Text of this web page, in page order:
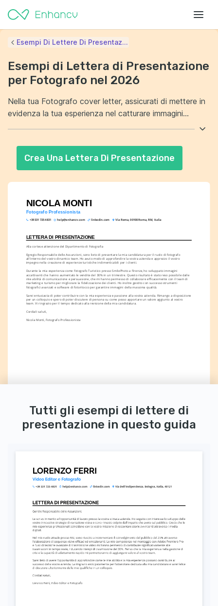
NICOLA MONTI
Fotografo Professionista
+39 331 725 4831 help@enhancv.com linkedin.com Via Roma, 00100 Roma, RM, Italia
LETTERA DI PRESENTAZIONE
Alla cortese attenzione del Dipartimento di Fotografia
Egregio Responsabile delle Assunzioni, sono lieto di presentare la mia candidatura per il ruolo di fotografo
all'interno del vostro dinamico team. Ho avuto modo di approfondire la vostra azienda e apprezzo il vostro
impegno nella creazione di esperienze turistiche indimenticabili per i clienti.
Durante la mia esperienza come Fotografo Turistico presso SmilePhoto a Firenze, ho sviluppato immagini
accattivanti che hanno aumentato le vendite del 30% in un trimestre. Questo risultato è stato reso possibile dalle
mie abilità di comunicazione e persuasione, che mi hanno permesso di collaborare efficacemente con il team di
marketing e turismo per migliorare la fidelizzazione dei clienti. Ho inoltre gestito con successo strumenti
fotografici avanzati e software di fotoritocco per garantire immagini della massima qualità.
Sarei entusiasta di poter contribuire con la mia esperienza e passione alla vostra azienda. Rimango a disposizione
per un colloquio e spero di poter discutere di persona su come posso apportare un valore aggiunto al vostro
team. Vi ringrazio per il tempo dedicato alla revisione della mia candidatura.
Cordiali saluti,
Nicola Monti, Fotografo Professionista
Esempi Di Lettere Di Presentaz...
Esempi di Lettera di Presentazione
per Fotografo nel 2026
Nella tua Fotografo cover letter, assicurati di mettere in
evidenza la tua esperienza nel catturare immagini
mozzafiato. Fai sapere al datore di lavoro come la tua
tue competenze tecniche e la capacità di utilizzare
diverse attrezzature fotografiche. Dimostra come la tua
lavorare.
Crea Una Lettera Di Presentazione
Tutti gli esempi di lettere di
presentazione in questo guida